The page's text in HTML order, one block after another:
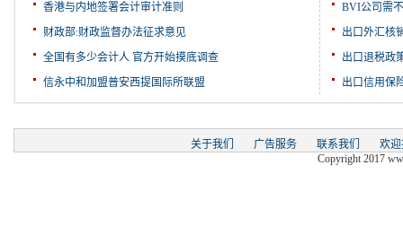
香港与内地签署会计审计准则
财政部:财政监督办法征求意见
全国有多少会计人 官方开始摸底调查
信永中和加盟普安西提国际所联盟
BVI公司需
出口外汇核
出口退税政
出口信用保
关于我们 广告服务 联系我们
欢
Copyright 2017